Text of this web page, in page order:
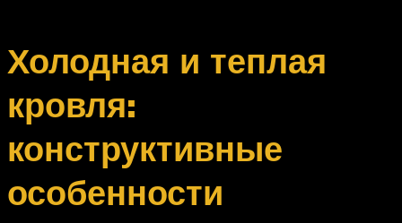
Холодная и теплая
кровля:
конструктивные
особенности